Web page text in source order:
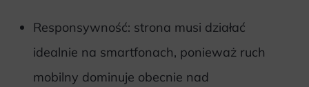
Responsywność: strona musi działać
idealnie na smartfonach, ponieważ ruch
mobilny dominuje obecnie nad